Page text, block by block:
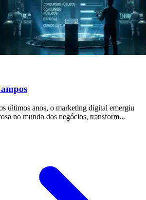
últimos anos, o marketing digital emergiu
no mundo dos negócios, transform...